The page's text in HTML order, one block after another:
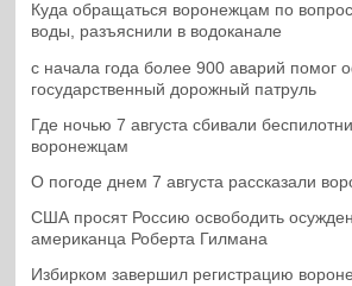
Куда обращаться воронежцам по
воды, разъяснили в водоканале
с начала года более 900 аварий помог
государственный дорожный патруль
Где ночью 7 августа сбивали
воронежцам
О погоде днем 7 августа рассказали
США просят Россию освободить
американца Роберта Гилмана
Избирком завершил регистрацию